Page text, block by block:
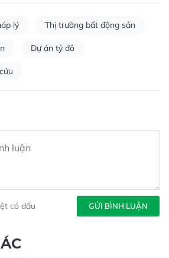
lý Thị trường bất động sản
Dự án tỷ đô
có dấu GỬI BÌNH LUẬN